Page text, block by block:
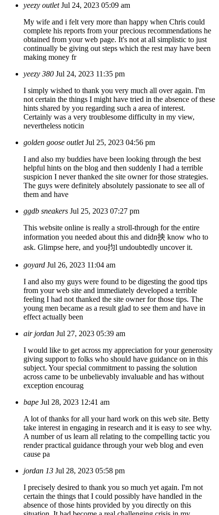
yeezy outlet Jul 24, 2023 05:09 am
My wife and i felt very more than happy when Chris could
complete his reports from your precious recommendations he
obtained from your web page. It's not at all simplistic to just
continually be giving out steps which the rest may have been
making money fr
yeezy 380 Jul 24, 2023 11:35 pm
I simply wished to thank you very much all over again. I'm
not certain the things I might have tried in the absence of these
hints shared by you regarding such a area of interest.
Certainly was a very troublesome difficulty in my view,
nevertheless noticin
golden goose outlet Jul 25, 2023 04:56 pm
I and also my buddies have been looking through the best
helpful hints on the blog and then suddenly I had a terrible
suspicion I never thanked the site owner for those strategies.
The guys were definitely absolutely passionate to see all of
them and have
ggdb sneakers Jul 25, 2023 07:27 pm
This website online is really a stroll-through for the entire
information you needed about this and didn抰 know who to
ask. Glimpse here, and you抣l undoubtedly uncover it.
goyard Jul 26, 2023 11:04 am
I and also my guys were found to be digesting the good tips
from your web site and immediately developed a terrible
feeling I had not thanked the site owner for those tips. The
young men became as a result glad to see them and have in
effect actually been
air jordan Jul 27, 2023 05:39 am
I would like to get across my appreciation for your generosity
giving support to folks who should have guidance on in this
subject. Your special commitment to passing the solution
across came to be unbelievably invaluable and has without
exception encourag
bape Jul 28, 2023 12:41 am
A lot of thanks for all your hard work on this web site. Betty
take interest in engaging in research and it is easy to see why.
A number of us learn all relating to the compelling tactic you
render practical guidance through your web blog and even
cause pa
jordan 13 Jul 28, 2023 05:58 pm
I precisely desired to thank you so much yet again. I'm not
certain the things that I could possibly have handled in the
absence of those hints provided by you directly on this